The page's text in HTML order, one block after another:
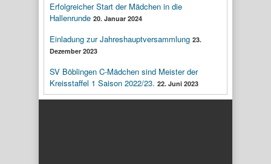
Erfolgreicher Start der Mädchen in die
Hallenrunde 20. Januar 2024
Einladung zur Jahreshauptversammlung 23.
Dezember 2023
SV Böblingen C-Mädchen sind Meister der
Kreisstaffel 1 Saison 2022/23. 22. Juni 2023